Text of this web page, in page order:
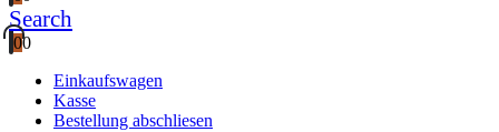
Search
00
Einkaufswagen
Kasse
Bestellung abschliesen